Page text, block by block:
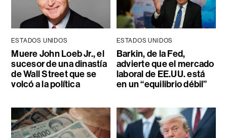
ESTADOS UNIDOS
Muere John Loeb Jr., el
sucesor de una dinastía
de Wall Street que se
volcó a la política
ESTADOS UNIDOS
Barkin, de la Fed,
advierte que el mercado
laboral de EE.UU. está
en un “equilibrio débil”